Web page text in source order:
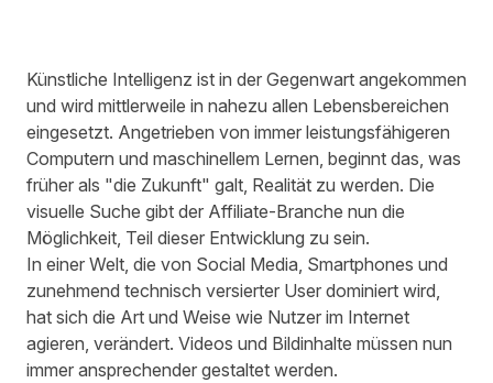
Künstliche Intelligenz ist in der Gegenwart angekommen
und wird mittlerweile in nahezu allen Lebensbereichen
eingesetzt. Angetrieben von immer leistungsfähigeren
Computern und maschinellem Lernen, beginnt das, was
früher als "die Zukunft" galt, Realität zu werden. Die
visuelle Suche gibt der Affiliate-Branche nun die
Möglichkeit, Teil dieser Entwicklung zu sein.
In einer Welt, die von Social Media, Smartphones und
zunehmend technisch versierter User dominiert wird,
hat sich die Art und Weise wie Nutzer im Internet
agieren, verändert. Videos und Bildinhalte müssen nun
immer ansprechender gestaltet werden.